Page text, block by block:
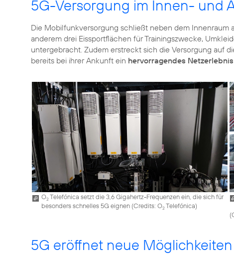
5G-Versorgung im Innen- und
Die Mobilfunkversorgung schließt neben dem Innenraum
anderem drei Eissportflächen für Trainingszwecke,
untergebracht. Zudem erstreckt sich die Versorgung auf
bereits bei ihrer Ankunft ein hervorragendes Netzerlebnis
O2Telefónica setzt die 3,6 Gigahertz-Frequenzen ein, die sich für
besonders schnelles 5G eignen (Credits: O2Telefónica)
(
5G eröffnet neue